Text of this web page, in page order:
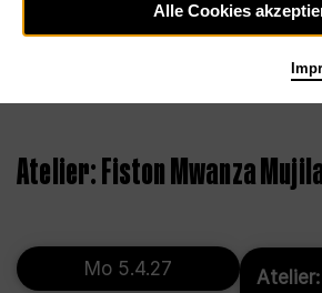
Atelier: Fiston Mwanza
Mo 5.4.27
Alle Cookies